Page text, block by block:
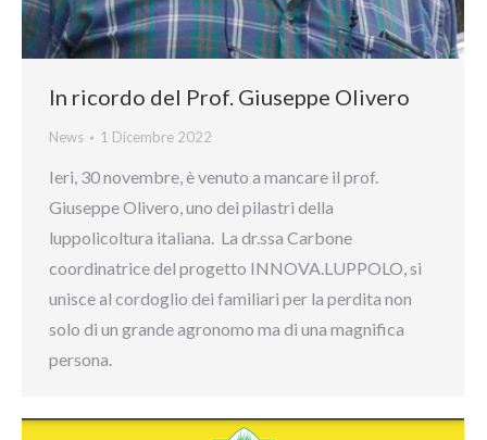
In ricordo del Prof. Giuseppe Olivero
News 1 Dicembre 2022
Ieri, 30 novembre, è venuto a mancare il prof.
Giuseppe Olivero, uno dei pilastri della
luppolicoltura italiana. La dr.ssa Carbone
coordinatrice del progetto INNOVA.LUPPOLO, si
unisce al cordoglio dei familiari per la perdita non
solo di un grande agronomo ma di una magnifica
persona.